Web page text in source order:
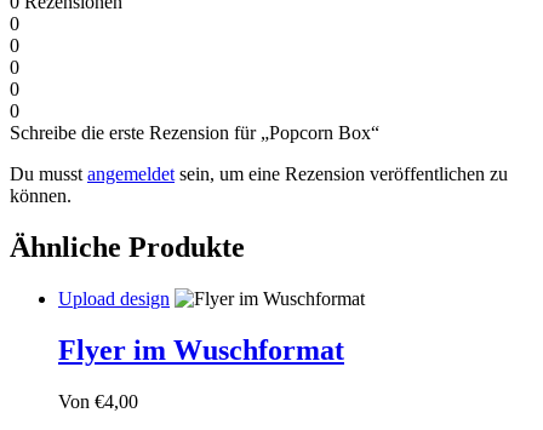
0
0
0
0
0
Schreibe die erste Rezension für „Popcorn Box“
Du musst angemeldet sein, um eine Rezension veröffentlichen zu
können.
Ähnliche Produkte
Upload design
Flyer im Wuschformat
Von €4,00